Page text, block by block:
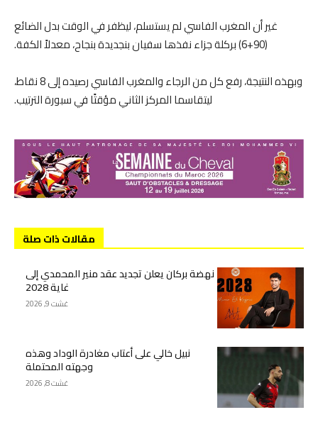
غير أن المغرب الفاسي لم يستسلم، ليظفر في الوقت بدل الضائع
(90+6) بركلة جزاء نفذها سفيان بنجديدة بنجاح، معدلاً الكفة.
وبهذه النتيجة، رفع كل من الرجاء والمغرب الفاسي رصيده إلى 8 نقاط،
ليتقاسما المركز الثاني مؤقتًا في سبورة الترتيب.
مقالات ذات صلة
نهضة بركان يعلن تجديد عقد منير المحمدي إلى
غاية 2028
غشت 9, 2026
نبيل خالي على أعتاب مغادرة الوداد وهذه
وجهته المحتملة
غشت 8, 2026